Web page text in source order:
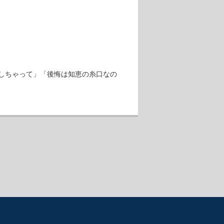
ちゃって」「後悔は知恵の糸口なの